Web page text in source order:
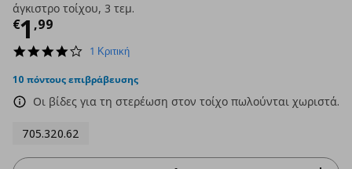
άγκιστρο τοίχου, 3 τεμ.
€1 ,99
Τρέχουσα τιμή
4.0
rating
1 Κριτική
10 πόντους επιβράβευσης
Οι βίδες για τη στερέωση στον τοίχο πωλούνται χωριστά.
705.320.62